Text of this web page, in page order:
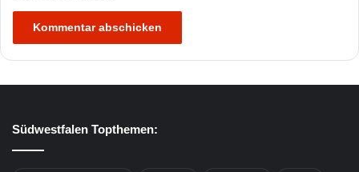
Südwestfalen Topthemen: